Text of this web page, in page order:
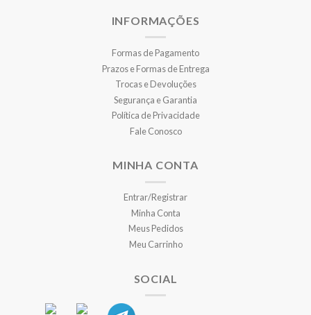
INFORMAÇÕES
Formas de Pagamento
Prazos e Formas de Entrega
Trocas e Devoluções
Segurança e Garantia
Política de Privacidade
Fale Conosco
MINHA CONTA
Entrar/Registrar
Minha Conta
Meus Pedidos
Meu Carrinho
SOCIAL